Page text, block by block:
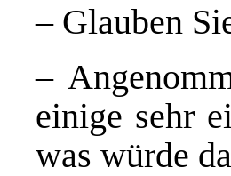
– Glauben
–
einige sehr
was würde